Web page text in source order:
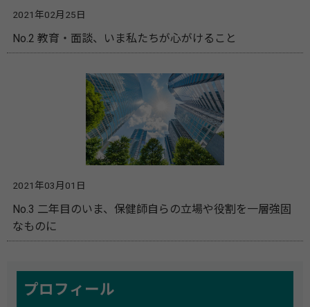
2021年02月25日
No.2 教育・面談、いま私たちが心がけること
2021年03月01日
No.3 二年目のいま、保健師自らの立場や役割を一層強固
なものに
プロフィール